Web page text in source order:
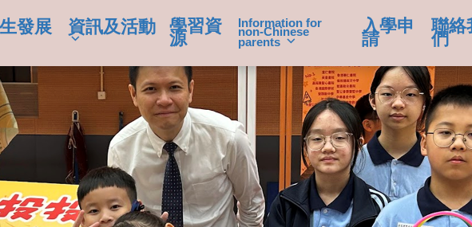
發展 資訊及活動 學習資
源
Information for
non-Chinese
parents
入學申
請
聯絡
們